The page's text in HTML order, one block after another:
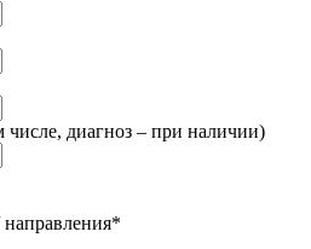
диагноз – при наличии)
направления*